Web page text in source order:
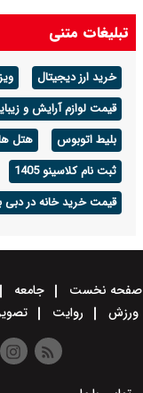
تبلیغات متنی
خرید ارز دیجیتال
قیمت لوازم آرایش و
بلیط اتوبوس
هتل
ثبت نام کلاسینو 1405
قیمت خرید خانه در دبی
صفحه نخست جامعه
ورزش
روایت